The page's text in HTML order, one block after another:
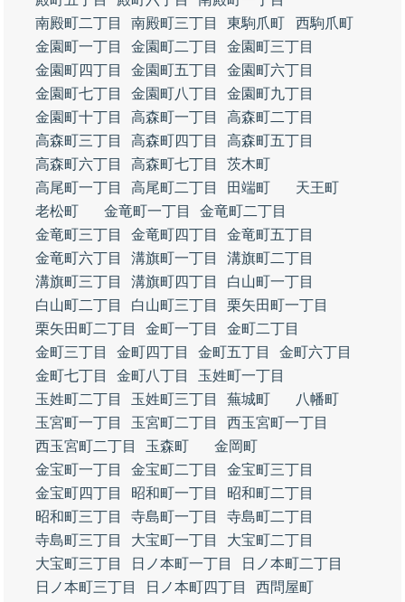
南殿町二丁目
南殿町三丁目 東駒爪町
西駒爪町
金園町一丁目
金園町二丁目
金園町三丁目
金園町四丁目
金園町五丁目
金園町六丁目
金園町七丁目
金園町八丁目
金園町九丁目
金園町十丁目
高森町一丁目
高森町二丁目
高森町三丁目
高森町四丁目
高森町五丁目
高森町六丁目
高森町七丁目
茨木町
高尾町一丁目
高尾町二丁目 田端町
天王町
老松町
金竜町一丁目
金竜町二丁目
金竜町三丁目
金竜町四丁目
金竜町五丁目
金竜町六丁目
溝旗町一丁目
溝旗町二丁目
溝旗町三丁目
溝旗町四丁目
白山町一丁目
白山町二丁目
白山町三丁目
栗矢田町一丁目
栗矢田町二丁目
金町一丁目
金町二丁目
金町三丁目
金町四丁目 金町五丁目
金町六丁目
金町七丁目
金町八丁目
玉姓町一丁目
玉姓町二丁目
玉姓町三丁目 蕪城町
八幡町
玉宮町一丁目
玉宮町二丁目
西玉宮町一丁目
西玉宮町二丁目
玉森町
金岡町
金宝町一丁目
金宝町二丁目
金宝町三丁目
金宝町四丁目
昭和町一丁目
昭和町二丁目
昭和町三丁目
寺島町一丁目
寺島町二丁目
寺島町三丁目
大宝町一丁目
大宝町二丁目
大宝町三丁目
日ノ本町一丁目
日ノ本町二丁目
日ノ本町三丁目
日ノ本町四丁目
西問屋町